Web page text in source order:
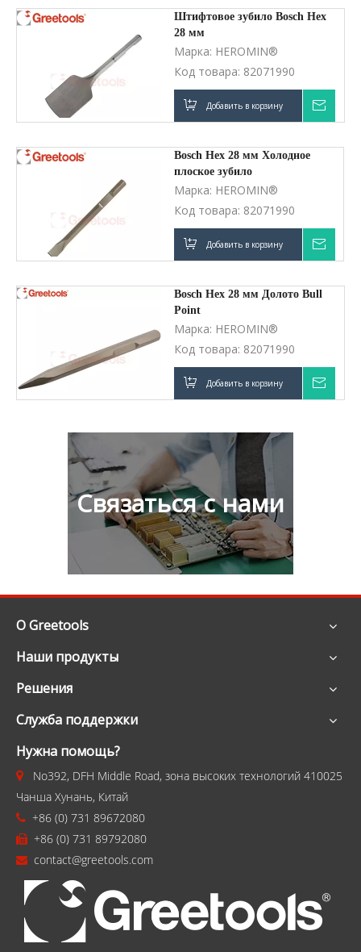
Штифтовое зубило Bosch Hex
28 мм
Марка: HEROMIN®
Код товара: 82071990
Добавить в корзину
Bosch Hex 28 мм Холодное
плоское зубило
Марка: HEROMIN®
Код товара: 82071990
Добавить в корзину
Bosch Hex 28 мм Долото Bull
Point
Марка: HEROMIN®
Код товара: 82071990
Добавить в корзину
Связаться с нами
О Greetools
Наши продукты
Решения
Служба поддержки
Нужна помощь?
 No392, DFH Middle Road, зона высоких технологий 410025
Чанша Хунань, Китай
 +86 (0) 731 89672080
 +86 (0) 731 89792080
 contact@greetools.com